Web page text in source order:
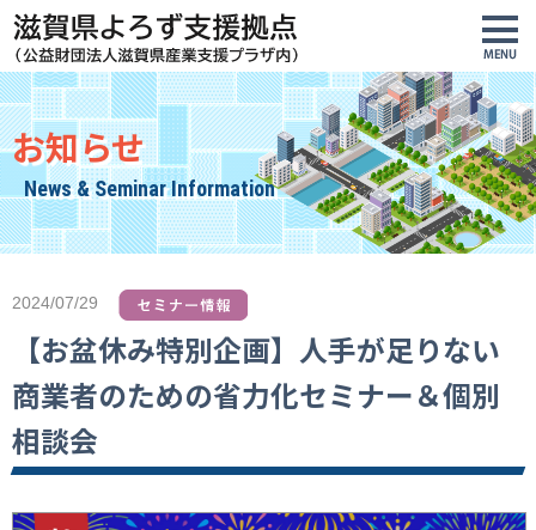
お知らせ
News & Seminar Information
2024/07/29
【お盆休み特別企画】人手が足りない
商業者のための省力化セミナー＆個別
相談会